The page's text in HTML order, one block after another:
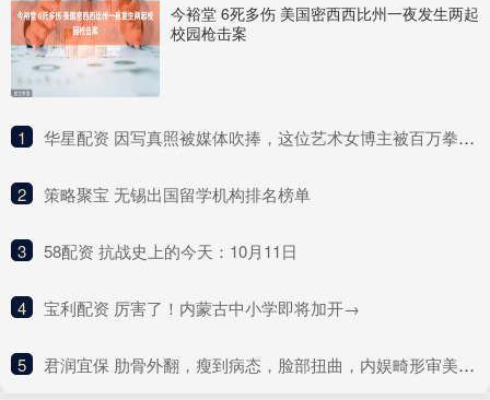
今裕堂 6死多伤 美国密西西比州一夜发生两起
校园枪击案
1 ​华星配资 因写真照被媒体吹捧，这位艺术女博主被百万拳迷称为UFC传奇？
2 ​策略聚宝 无锡出国留学机构排名榜单
3 ​58配资 抗战史上的今天：10月11日
4 ​宝利配资 厉害了！内蒙古中小学即将加开→
5 ​君润宜保 肋骨外翻，瘦到病态，脸部扭曲，内娱畸形审美什么时候是个头